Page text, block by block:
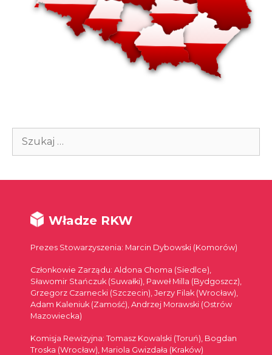
Szukaj:
Władze RKW
Prezes Stowarzyszenia: Marcin Dybowski (Komorów)
Członkowie Zarządu: Aldona Choma (Siedlce),
Sławomir Stańczuk (Suwałki), Paweł Milla (Bydgoszcz),
Grzegorz Czarnecki (Szczecin), Jerzy Filak (Wrocław),
Adam Kaleniuk (Zamość), Andrzej Morawski (Ostrów
Mazowiecka)
Komisja Rewizyjna: Tomasz Kowalski (Toruń), Bogdan
Troska (Wrocław), Mariola Gwizdała (Kraków)